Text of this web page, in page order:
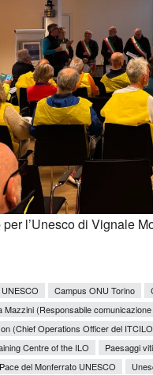
l’Unesco di Vignale
Campus ONU Torino
Mazzini (Responsabile
(Chief Operations Officer del
Centre of the ILO
Paesaggi
del Monferrato UNESCO